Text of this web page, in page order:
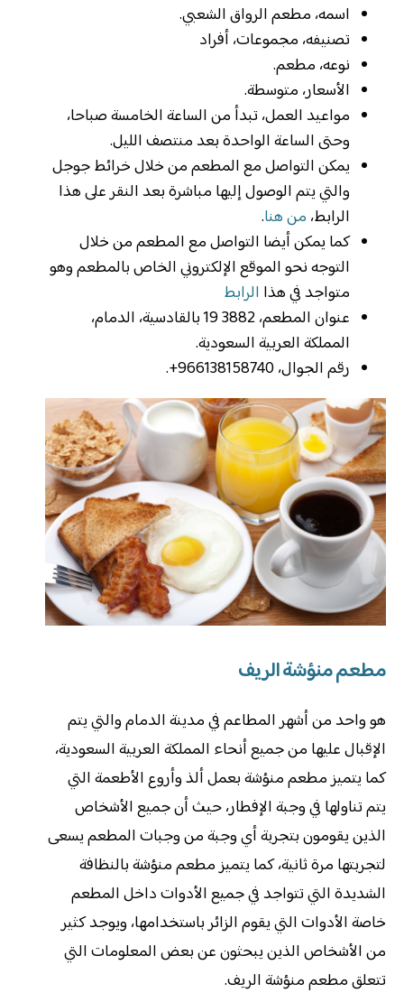
اسمه، مطعم الرواق الشعبي.
تصنيفه، مجموعات، أفراد
نوعه، مطعم.
الأسعار، متوسطة.
‏مواعيد العمل، تبدأ من الساعة الخامسة صباحا،
وحتى الساعة الواحدة بعد منتصف الليل.
يمكن التواصل مع المطعم من خلال خرائط جوجل
والتي يتم الوصول إليها مباشرة بعد النقر على هذا
الرابط، من هنا.
كما يمكن أيضا التواصل مع المطعم من خلال
التوجه نحو الموقع الإلكتروني الخاص بالمطعم وهو
متواجد في هذا الرابط
عنوان المطعم، 3882 19 بالقادسية، الدمام،
المملكة العربية السعودية.
رقم الجوال، 966138158740+.
مطعم منؤشة الريف
هو واحد من أشهر المطاعم في مدينة الدمام والتي يتم
الإقبال عليها من جميع أنحاء المملكة العربية السعودية،
كما يتميز مطعم منؤشة بعمل ألذ وأروع الأطعمة التي
يتم تناولها في وجبة الإفطار، حيث أن جميع الأشخاص
الذين يقومون بتجربة أي وجبة من وجبات المطعم يسعى
لتجربتها مرة ثانية، كما يتميز مطعم منؤشة بالنظافة
الشديدة التي تتواجد في جميع الأدوات داخل المطعم
خاصة الأدوات التي يقوم الزائر باستخدامها، ويوجد كثير
من الأشخاص الذين يبحثون عن بعض المعلومات التي
تتعلق مطعم منؤشة الريف.